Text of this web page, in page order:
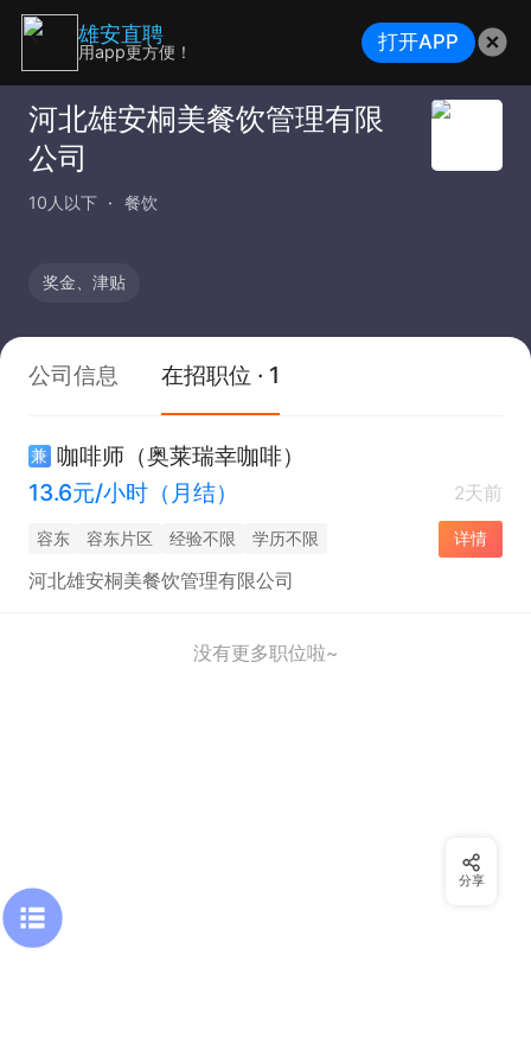
河北雄安桐美餐饮管理有限
公司
10人以下 餐饮
奖金、津贴
公司信息 在招职位 · 1
兼 咖啡师（奥莱瑞幸咖啡）
13.6元/小时（月结）
2天前
容东 容东片区 经验不限 学历不限 详情
河北雄安桐美餐饮管理有限公司
没有更多职位啦~
分享
雄安直聘
用app更方便！ 打开APP